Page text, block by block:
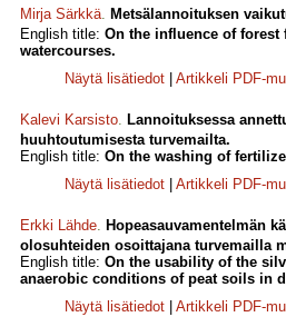
Mirja Särkkä. Metsälannoituksen
English title: On the influence of
watercourses.
Näytä lisätiedot
Artikkeli PDF-
Kalevi Karsisto. Lannoituksessa
huuhtoutumisesta turvemailta.
English title: On the washing of
Näytä lisätiedot
Artikkeli PDF-
Erkki Lähde. Hopeasauvamentelmän
olosuhteiden osoittajana turvemailla
English title: On the usability of the
anaerobic conditions of peat soils in
Näytä lisätiedot
Artikkeli PDF-